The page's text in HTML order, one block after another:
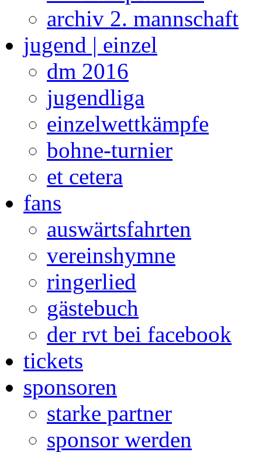
archiv 2. mannschaft
jugend | einzel
dm 2016
jugendliga
einzelwettkämpfe
bohne-turnier
et cetera
fans
auswärtsfahrten
vereinshymne
ringerlied
gästebuch
der rvt bei facebook
tickets
sponsoren
starke partner
sponsor werden